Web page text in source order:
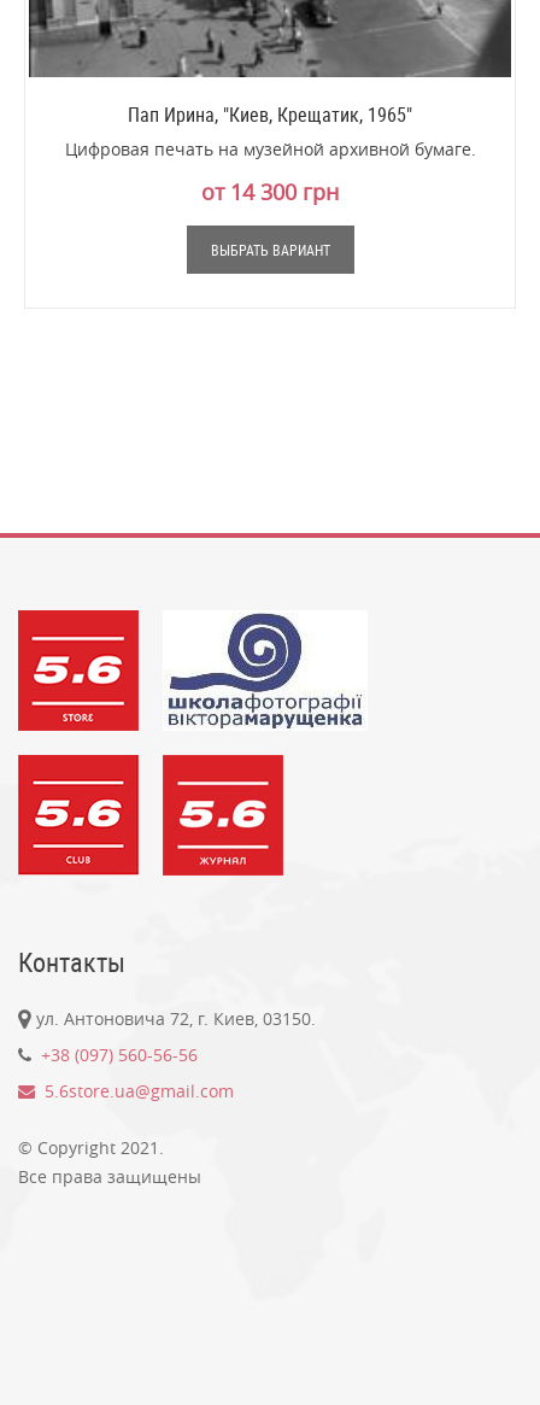
Пап Ирина, "Киев, Крещатик, 1965"
Цифровая печать на музейной архивной бумаге.
от 14 300 грн
ВЫБРАТЬ ВАРИАНТ
Контакты
ул. Антоновича 72, г. Киев, 03150.
+38 (097) 560-56-56
5.6store.ua@gmail.com
© Copyright 2021.
Все права защищены